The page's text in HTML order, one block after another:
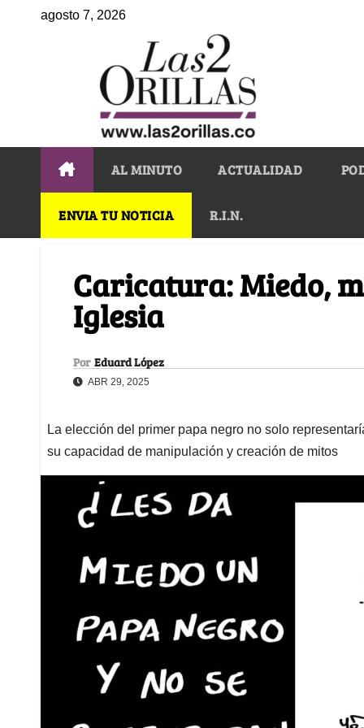
agosto 7, 2026
AL MINUTO ACTUALIDAD
ENVIA TU NOTICIA R.I.N.
Caricatura: Miedo,
Iglesia
Por Eduard López
ABR 29, 2025
La elección del primer papa negro no solo
su capacidad de manipulación y creación de mitos